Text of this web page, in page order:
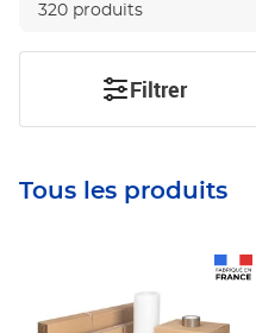
320 produits
Filtrer
Tous les produits